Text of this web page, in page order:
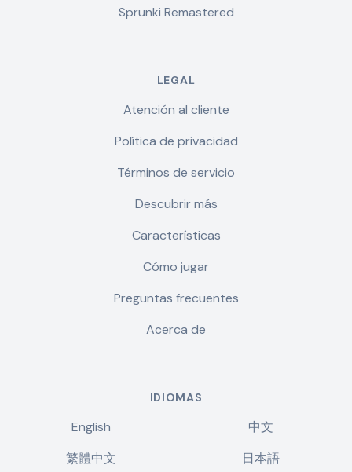
Sprunki Remastered
LEGAL
Atención al cliente
Política de privacidad
Términos de servicio
Descubrir más
Características
Cómo jugar
Preguntas frecuentes
Acerca de
IDIOMAS
English
中文
繁體中文
日本語